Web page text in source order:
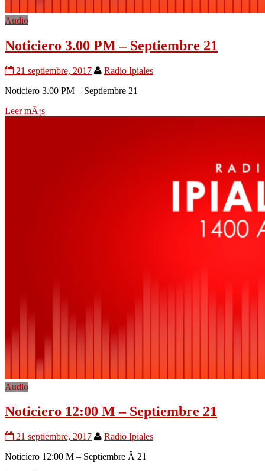
Audio
Noticiero 3.00 PM – Septiembre 21
21 septiembre, 2017
Radio Ipiales
Noticiero 3.00 PM – Septiembre 21
Leer mÃ¡s
Audio
Noticiero 12:00 M – Septiembre 21
21 septiembre, 2017
Radio Ipiales
Noticiero 12:00 M – Septiembre Â 21